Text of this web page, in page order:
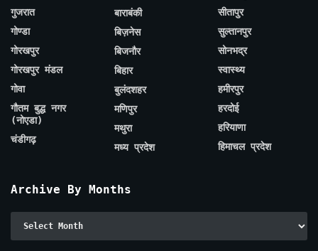
गुजरात
गोण्डा
गोरखपुर
गोरखपुर मंडल
गोवा
गौतम बुद्ध नगर
(नोएडा)
चंडीगढ़
बाराबंकी
बिज़नेस
बिजनौर
बिहार
बुलंदशहर
मणिपुर
मथुरा
मध्य प्रदेश
सीतापुर
सुल्तानपुर
सोनभद्र
स्वास्थ्य
हमीरपुर
हरदोई
हरियाणा
हिमाचल प्रदेश
Archive By Months